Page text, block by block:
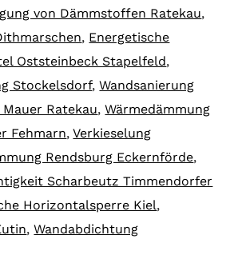
von Dämmstoffen Ratekau,
, Energetische
Oststeinbeck Stapelfeld,
Stockelsdorf,Wandsanierung
Mauer Ratekau,Wärmedämmung
Fehmarn,Verkieselung
Rendsburg Eckernförde,
Scharbeutz Timmendorfer
Horizontalsperre Kiel,
,Wandabdichtung